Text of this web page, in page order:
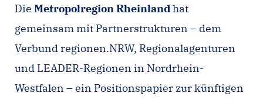
Die Metropolregion Rheinlandhat
gemeinsam mit Partnerstrukturen – dem
Verbund regionen.NRW, Regionalagenturen
und LEADER-Regionen in Nordrhein-
Westfalen – ein Positionspapier zur künftigen